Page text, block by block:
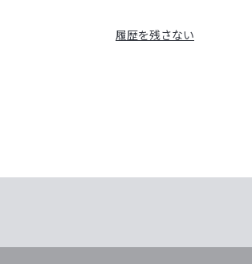
履歴を残さない